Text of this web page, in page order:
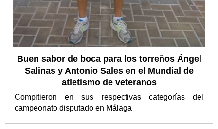
Buen sabor de boca para los torreños Ángel
Salinas y Antonio Sales en el Mundial de
atletismo de veteranos
Compitieron en sus respectivas categorías del
campeonato disputado en Málaga